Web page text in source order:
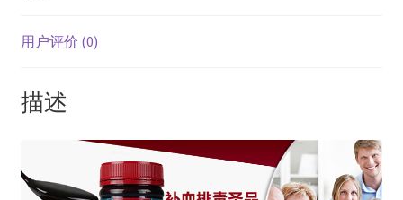
糖
量
用户评价 (0)
描述